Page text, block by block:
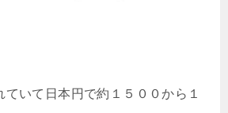
ていて日本円で約１５００から１